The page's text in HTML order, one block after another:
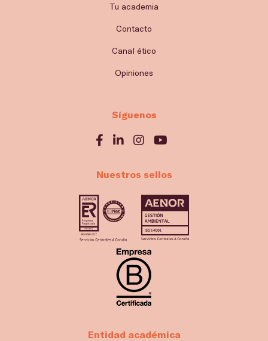
Tu academia
Contacto
Canal ético
Opiniones
Síguenos
Nuestros sellos
Entidad académica